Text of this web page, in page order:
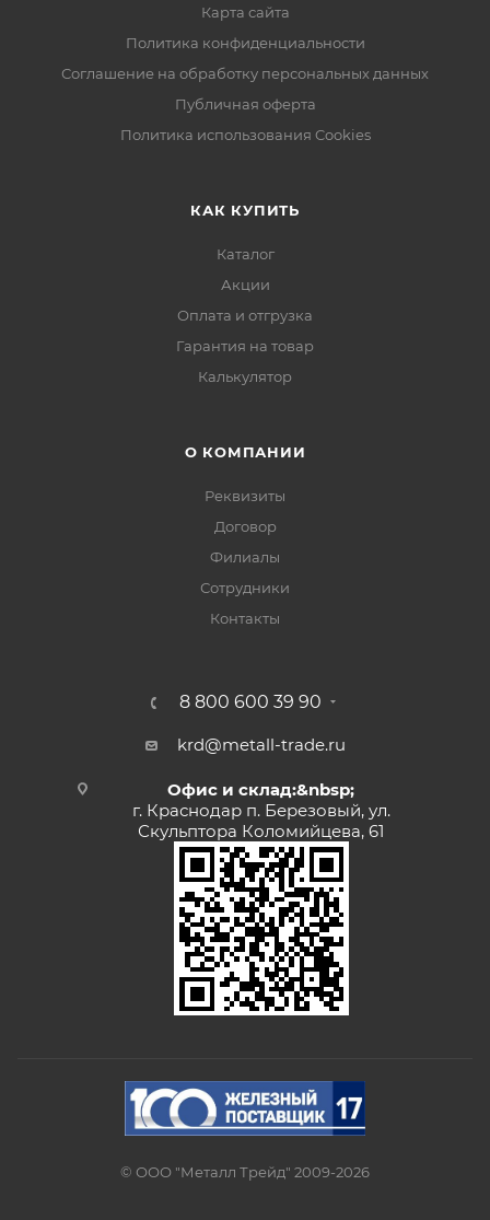
Карта сайта
Политика конфиденциальности
Соглашение на обработку персональных данных
Публичная оферта
Политика использования Cookies
КАК КУПИТЬ
Каталог
Акции
Оплата и отгрузка
Гарантия на товар
Калькулятор
О КОМПАНИИ
Реквизиты
Договор
Филиалы
Сотрудники
Контакты
8 800 600 39 90
krd@metall-trade.ru
Офис и склад:&nbsp;
г. Краснодар п. Березовый, ул.
Скульптора Коломийцева, 61
© ООО "Металл Трейд" 2009-2026